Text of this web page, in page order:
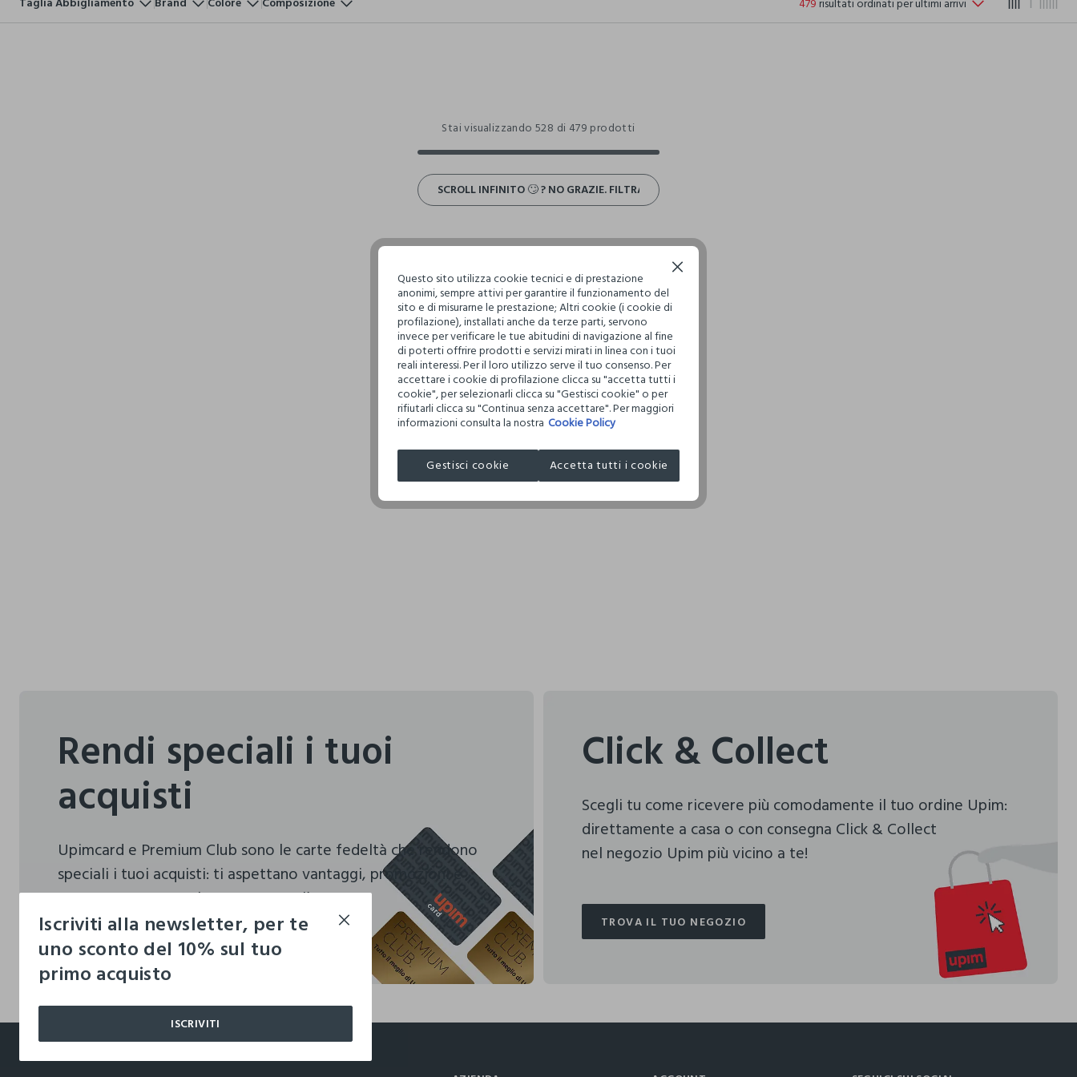
Stai visualizzando 528 di 479 prodotti
SCROLL INFINITO 🙄 ? NO GRAZIE. FILTRA!
Rendi speciali i tuoi
acquisti
Upimcard e Premium Club sono le carte fedeltà che rendono
speciali i tuoi acquisti: ti aspettano vantaggi, promozioni e
sorprese pensate solo per te tutto l’anno!
SCEGLI LA CARD PERFETTA PER TE
SCEGLI LA CARD PERFETTA PER TE
Click & Collect
Scegli tu come ricevere più comodamente il tuo ordine Upim:
direttamente a casa o con consegna Click & Collect
nel negozio Upim più vicino a te!
TROVA IL TUO NEGOZIO
TROVA IL TUO NEGOZIO
Iscriviti alla newsletter, per te
uno sconto del 10% sul tuo
primo acquisto
ISCRIVITI
Questo sito utilizza cookie tecnici e di prestazione
anonimi, sempre attivi per garantire il funzionamento del
sito e di misurarne le prestazione; Altri cookie (i cookie di
profilazione), installati anche da terze parti, servono
invece per verificare le tue abitudini di navigazione al fine
di poterti offrire prodotti e servizi mirati in linea con i tuoi
reali interessi. Per il loro utilizzo serve il tuo consenso. Per
accettare i cookie di profilazione clicca su "accetta tutti i
cookie", per selezionarli clicca su "Gestisci cookie" o per
rifiutarli clicca su "Continua senza accettare". Per maggiori
informazioni consulta la nostra Cookie Policy
Gestisci cookie Accetta tutti i cookie
Continua senza accettare